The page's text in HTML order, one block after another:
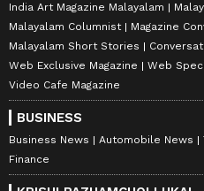
India Art Magazine Malayalam
Malayalam Columnist
Magazine
Malayalam Short Stories
Web Exclusive Magazine
Web
Video Cafe Magazine
BUSINESS
Business News Automobile News
Finance